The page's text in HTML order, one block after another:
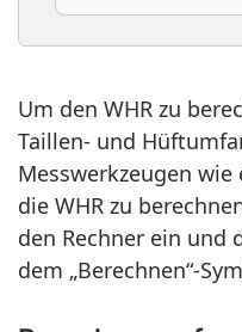
Um den WHR zu
Taillen- und
Messwerkzeugen
die WHR zu
den Rechner ein und
dem „Berechnen“-